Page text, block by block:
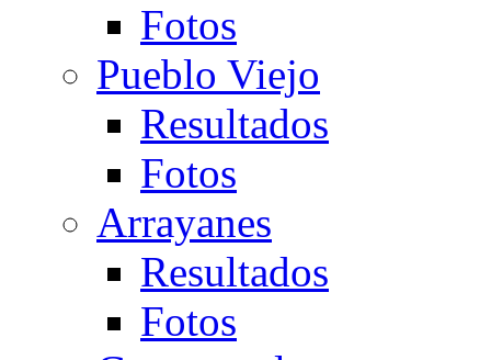
Fotos
Pueblo Viejo
Resultados
Fotos
Arrayanes
Resultados
Fotos